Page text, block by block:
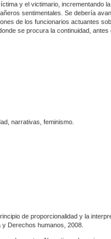
y el victimario, incrementando
sentimentales. Se debería
de los funcionarios actuantes
se procura la continuidad, antes
narrativas, feminismo.
de proporcionalidad y la
Derechos humanos, 2008.